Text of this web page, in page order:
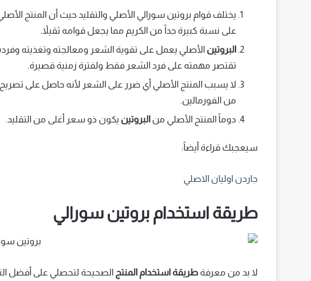
يختلف قوام بروتين سورالي الأصلي والتقليد حيث أن المنتج
على نسبة كبيرة جداً من الكريم مما يجعل قوامه ثقيلاً.
البروتين الأصلي يعمل على تقوية الشعر ومعالجته وتغذيته
تقتصر مهمته على فرد الشعر فقط ولفترة زمنية قصيرة.
لا يسبب المنتج الأصلي أي ضرر على الشعر لأنه حاصل على
من الفورمالين.
دوماً المنتج الأصلي من البروتين يكون ذو سعر أغلى من التقليد.
سيعجبك قراءة أيضاً:
جاردن اوليان الاصلي
طريقة استخدام بروتين سورالي
لا بد من معرفةطريقة استخدام المنتج الصحيحة لتحصلي على أفضل